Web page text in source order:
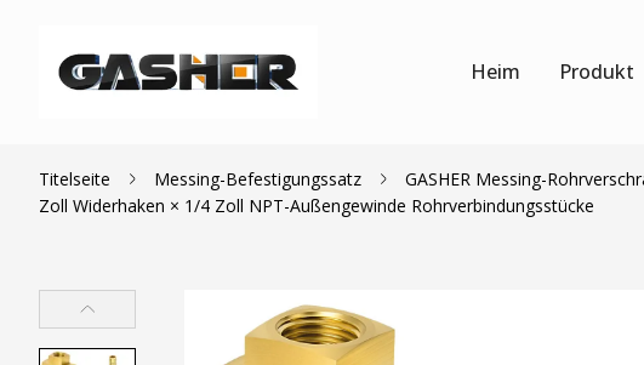
Heim Produkt
Titelseite Messing-Befestigungssatz
GASHER Messing-
Zoll Widerhaken × 1/4 Zoll NPT-Außengewinde Rohrverbindungsstücke